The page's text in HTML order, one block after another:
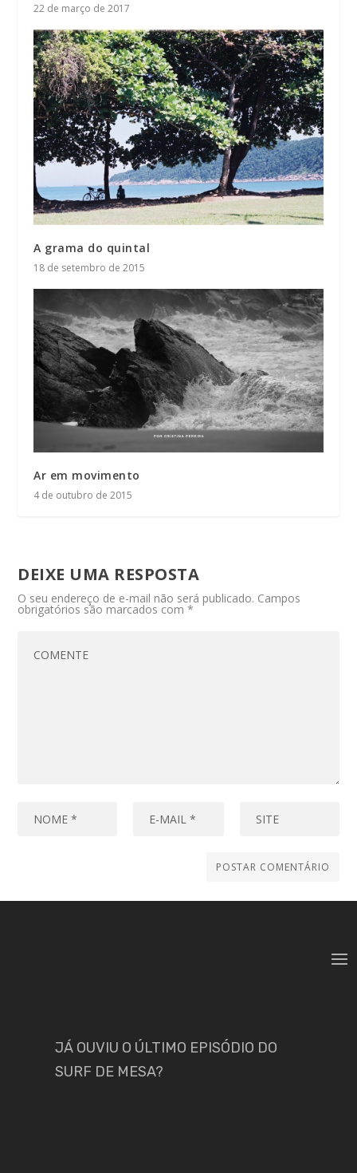
22 de março de 2017
A grama do quintal
18 de setembro de 2015
Ar em movimento
4 de outubro de 2015
DEIXE UMA RESPOSTA
O seu endereço de e-mail não será publicado. Campos
obrigatórios são marcados com*
JÁ OUVIU O ÚLTIMO EPISÓDIO DO
SURF DE MESA?